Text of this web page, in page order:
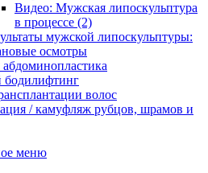
Видео: Мужская липоскульптура
в процессе (2)
мужской липоскульптуры:
осмотры
волос
/ камуфляж рубцов, шрамов и
меню